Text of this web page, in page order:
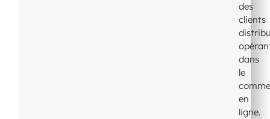
des
clients
dans
le
en
ligne.